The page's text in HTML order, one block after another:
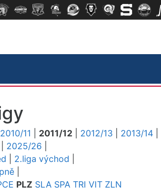
2010/11 2011/12 2012/13 2013/14
2025/26
2.liga východ
PLZ SLA SPA TRI VIT ZLN